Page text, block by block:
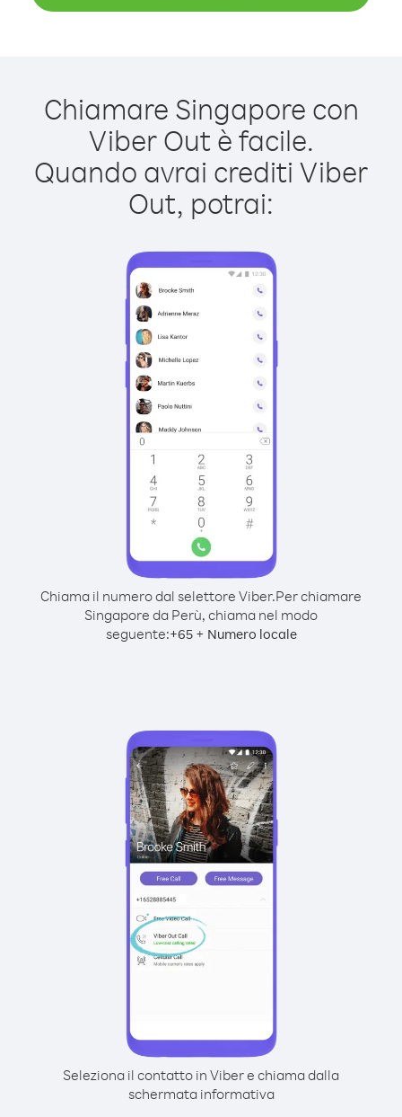
Chiamare Singapore con
Viber Out è facile.
Quando avrai crediti Viber
Out, potrai:
Chiama il numero dal selettore Viber.Per chiamare
Singapore da Perù, chiama nel modo
seguente:+65+ Numero locale
Seleziona il contatto in Viber e chiama dalla
schermata informativa